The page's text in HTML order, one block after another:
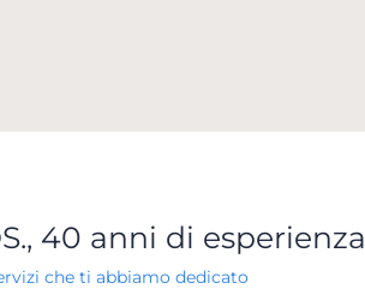
40 anni di esperienza
che ti abbiamo dedicato